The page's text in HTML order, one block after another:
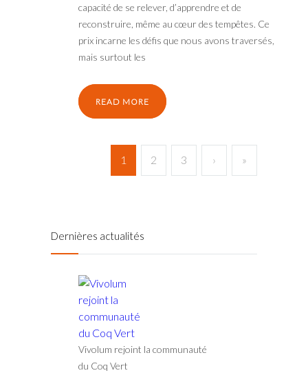
capacité de se relever, d’apprendre et de
reconstruire, même au cœur des tempêtes. Ce
prix incarne les défis que nous avons traversés,
mais surtout les
READ MORE
1 2 3 › »
Dernières actualités
Vivolum rejoint la communauté
du Coq Vert